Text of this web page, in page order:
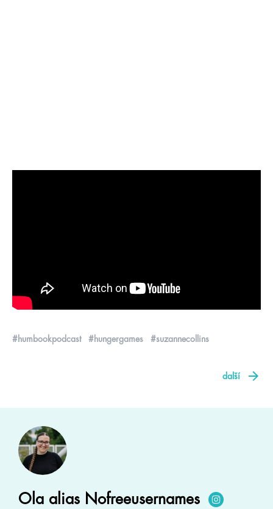
#humbookpodcast #hungergames #suzannecollins
další
Ola alias Nofreeusernames